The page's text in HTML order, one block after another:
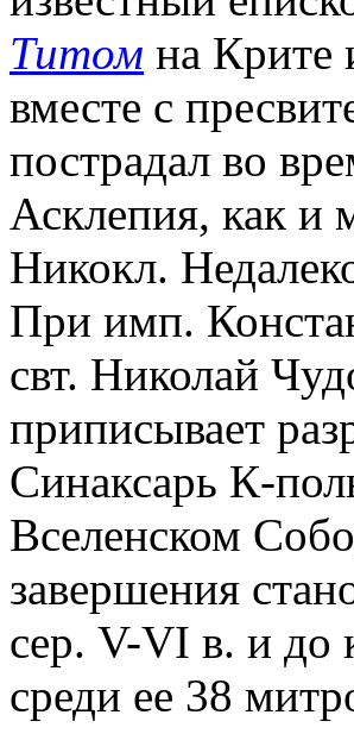
Титом на Крите
вместе с
пострадал во
Асклепия, как и
Никокл.
При имп.
свт. Николай
приписывает
Синаксарь К-
Вселенском
завершения
сер. V-VI в. и
среди ее 38